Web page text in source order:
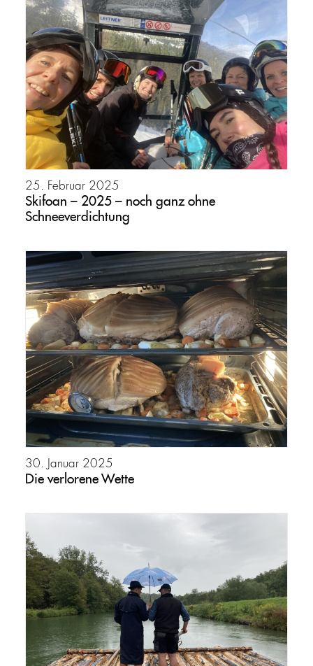
25. Februar 2025
Skifoan – 2025 – noch ganz ohne
Schneeverdichtung
30. Januar 2025
Die verlorene Wette